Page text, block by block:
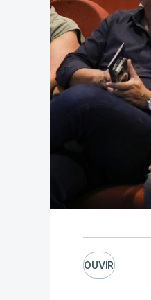
OUVIR